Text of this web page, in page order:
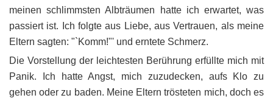
meinen schlimmsten Albträumen hatte ich erwartet, was
passiert ist. Ich folgte aus Liebe, aus Vertrauen, als meine
Eltern sagten: "`Komm!"' und erntete Schmerz.
Die Vorstellung der leichtesten Berührung erfüllte mich mit
Panik. Ich hatte Angst, mich zuzudecken, aufs Klo zu
gehen oder zu baden. Meine Eltern trösteten mich, doch es